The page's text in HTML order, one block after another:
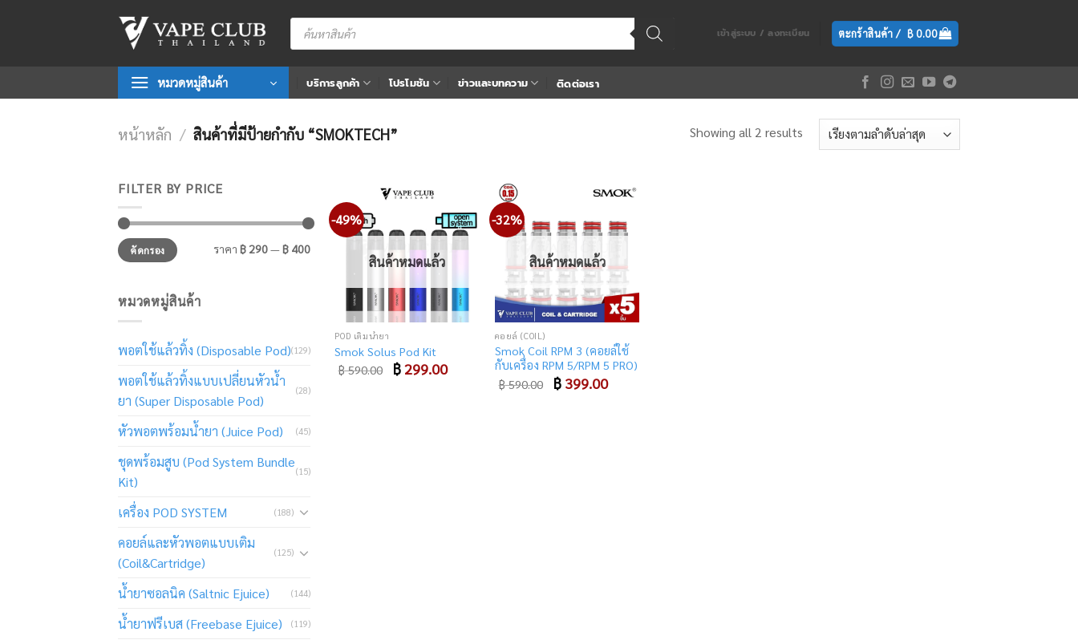
Products
search
เข้าสู่ระบบ / ลงทะเบียน ตะกร้าสินค้า / ฿0.00
หมวดหมู่สินค้า บริการลูกค้า โปรโมชัน ข่าวและบทความ ติดต่อเรา
หน้าหลัก / สินค้าที่มีป้ายกำกับ “SMOKTECH” Showing all 2 results
FILTER BY PRICE
ราคา
ต่ำ
สุด
ราคา
สูงสุดคัดกรอง ราคา ฿ 290—฿ 400
หมวดหมู่สินค้า
พอตใช้แล้วทิ้ง (Disposable Pod)(129)
พอตใช้แล้วทิ้งแบบเปลี่ยนหัวน้ำ
ยา (Super Disposable Pod)
(28)
หัวพอตพร้อมน้ำยา (Juice Pod) (45)
ชุดพร้อมสูบ (Pod System Bundle
Kit)
(15)
เครื่อง POD SYSTEM (188)
คอยล์และหัวพอตแบบเติม
(Coil&Cartridge)
(125)
น้ำยาซอลนิค (Saltnic Ejuice) (144)
น้ำยาฟรีเบส (Freebase Ejuice) (119)
-49%
Add
to
สินค้าหมดแล้ว
POD เติมน้ำยา
Smok Solus Pod Kit
฿590.00 Original
price
฿299.00Current
price
-32%
Add
to
สินค้าหมดแล้ว
คอยล์ (COIL)
Smok Coil RPM 3 (คอยล์ใช้
กับเครื่อง RPM 5/RPM 5 PRO)
฿590.00 Original
price
฿399.00Current
price